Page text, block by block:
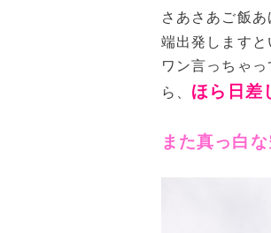
さあさあご飯
端出発します
ワン言っちゃ
ら、 ほら 日差
また真っ白な